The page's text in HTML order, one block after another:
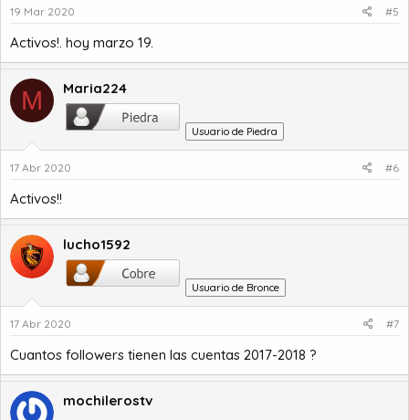
19 Mar 2020 #5
Activos!. hoy marzo 19.
M Maria224
Usuario de Piedra
17 Abr 2020 #6
Activos!!
lucho1592
Usuario de Bronce
17 Abr 2020 #7
Cuantos followers tienen las cuentas 2017-2018 ?
mochilerostv